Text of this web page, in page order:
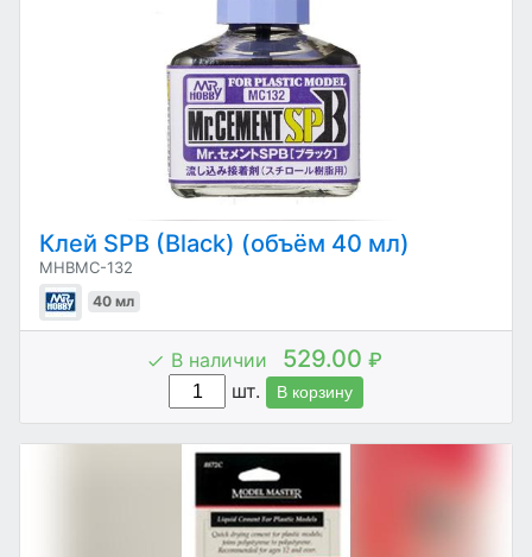
Клей SPB (Black) (объём 40 мл)
MHBMC-132
40 мл
В наличии 529.00 ₽
шт.
В корзину